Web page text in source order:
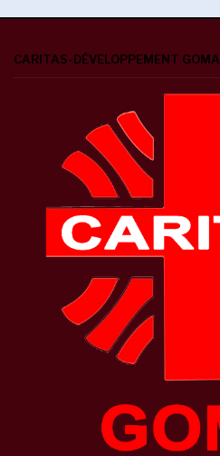
CARITAS-DÉVELOPPEMENT GOMA